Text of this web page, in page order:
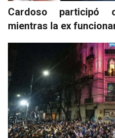
Cardoso participó
mientras la ex